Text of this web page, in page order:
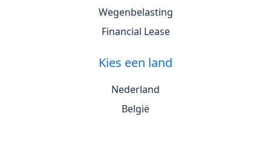
Wegenbelasting
Financial Lease
Kies een land
Nederland
België